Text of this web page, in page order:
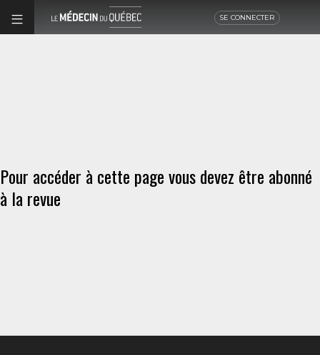
SE CONNECTER
Pour accéder à cette page vous devez être abonné
à la revue